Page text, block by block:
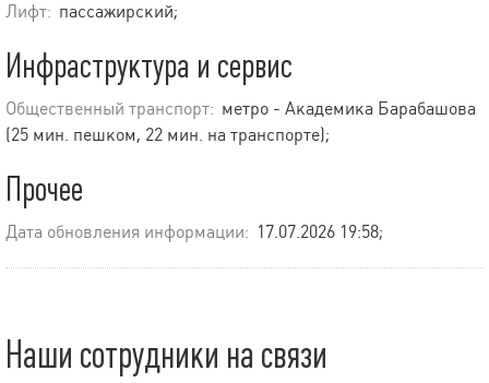
Лифт: пассажирский;
Инфраструктура и сервис
Общественный транспорт: метро - Академика Барабашова
(25 мин. пешком, 22 мин. на транспорте);
Прочее
Дата обновления информации: 17.07.2026 19:58;
Наши сотрудники на связи